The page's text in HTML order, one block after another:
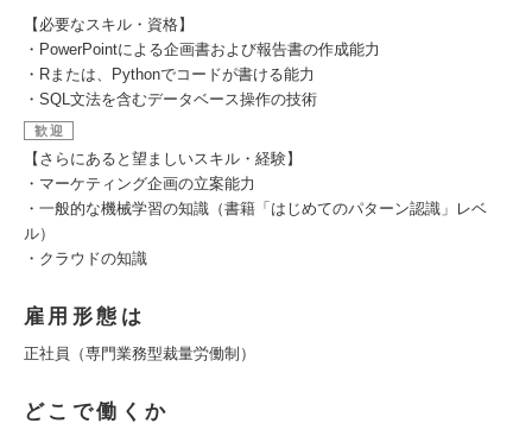
【必要なスキル・資格】
・PowerPointによる企画書および報告書の作成能力
・Rまたは、Pythonでコードが書ける能力
・SQL文法を含むデータベース操作の技術
歓迎
【さらにあると望ましいスキル・経験】
・マーケティング企画の立案能力
・一般的な機械学習の知識（書籍「はじめてのパターン認識」レベ
ル）
・クラウドの知識
雇用形態は
正社員（専門業務型裁量労働制）
どこで働くか